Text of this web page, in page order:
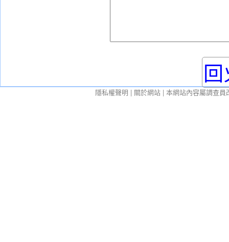
隱私權聲明 | 關於網站 | 本網站內容屬調查